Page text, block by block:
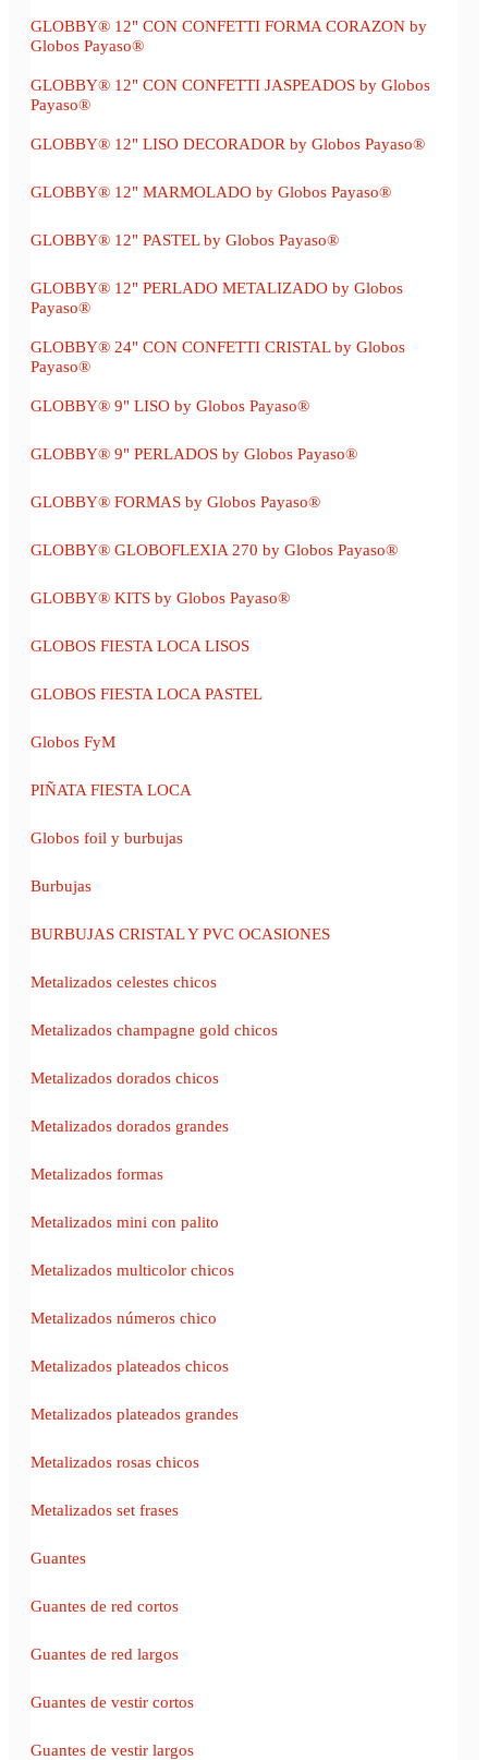
GLOBBY® 12" CON CONFETTI FORMA CORAZON by
Globos Payaso®
GLOBBY® 12" CON CONFETTI JASPEADOS by Globos
Payaso®
GLOBBY® 12" LISO DECORADOR by Globos Payaso®
GLOBBY® 12" MARMOLADO by Globos Payaso®
GLOBBY® 12" PASTEL by Globos Payaso®
GLOBBY® 12" PERLADO METALIZADO by Globos
Payaso®
GLOBBY® 24" CON CONFETTI CRISTAL by Globos
Payaso®
GLOBBY® 9" LISO by Globos Payaso®
GLOBBY® 9" PERLADOS by Globos Payaso®
GLOBBY® FORMAS by Globos Payaso®
GLOBBY® GLOBOFLEXIA 270 by Globos Payaso®
GLOBBY® KITS by Globos Payaso®
GLOBOS FIESTA LOCA LISOS
GLOBOS FIESTA LOCA PASTEL
Globos FyM
PIÑATA FIESTA LOCA
Globos foil y burbujas
Burbujas
BURBUJAS CRISTAL Y PVC OCASIONES
Metalizados celestes chicos
Metalizados champagne gold chicos
Metalizados dorados chicos
Metalizados dorados grandes
Metalizados formas
Metalizados mini con palito
Metalizados multicolor chicos
Metalizados números chico
Metalizados plateados chicos
Metalizados plateados grandes
Metalizados rosas chicos
Metalizados set frases
Guantes
Guantes de red cortos
Guantes de red largos
Guantes de vestir cortos
Guantes de vestir largos